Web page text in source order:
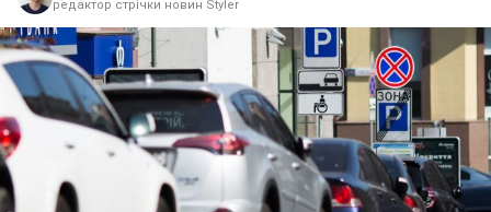
редактор стрічки новин Styler